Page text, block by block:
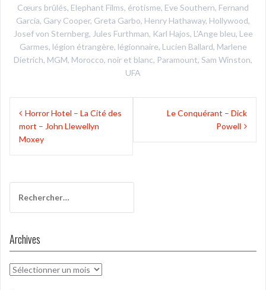
Cœurs brûlés, Elephant Films, érotisme, Eve Southern, Fernand
Garcia, Gary Cooper, Greta Garbo, Henry Hathaway, Hollywood,
Josef von Sternberg, Jules Furthman, Karl Hajos, L'Ange bleu, Lee
Garmes, légion étrangère, légionnaire, Lucien Ballard, Marlene
Dietrich, MGM, Morocco, noir et blanc, Paramount, Sam Winston,
UFA
Navigation
de
l’article
Horror Hotel – La Cité des
mort – John Llewellyn
Moxey
Le Conquérant – Dick
Powell
Archives
Archives